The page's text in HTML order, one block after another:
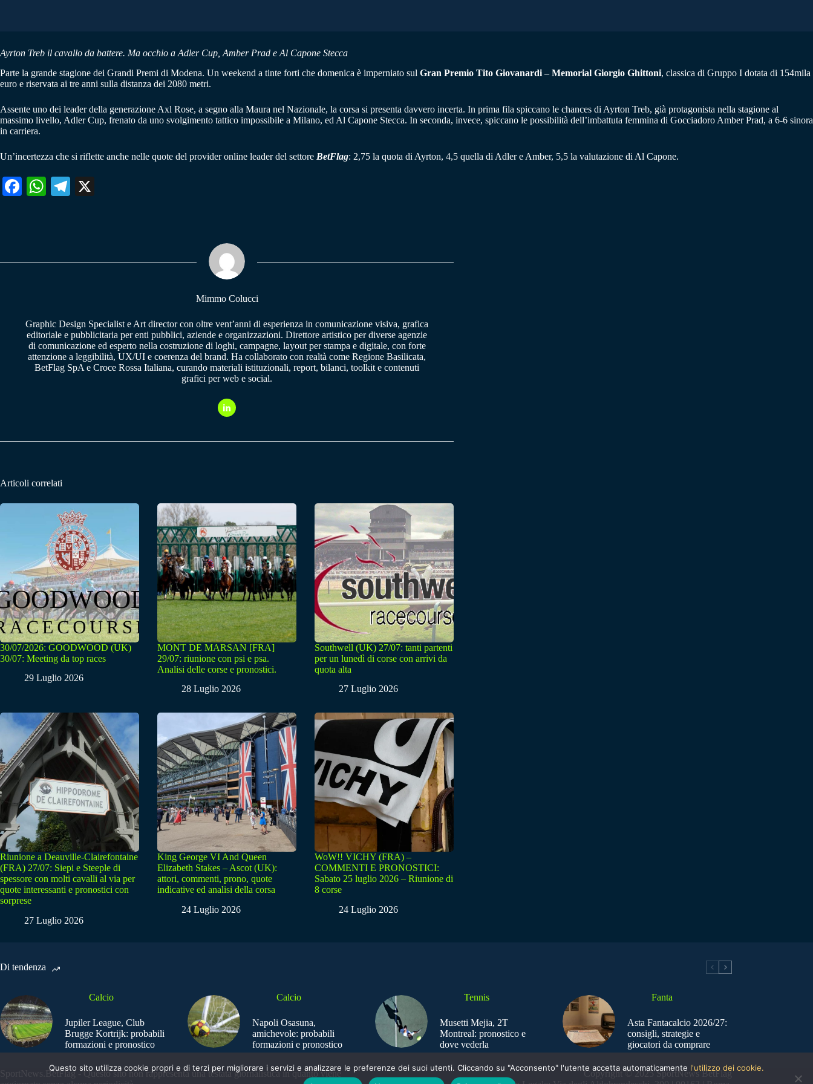
Ayrton Treb il cavallo da battere. Ma occhio a Adler Cup, Amber Prad e Al Capone Stecca
Parte la grande stagione dei Grandi Premi di Modena. Un weekend a tinte forti che domenica è imperniato sul Gran Premio Tito Giovanardi – Memorial Giorgio Ghittoni, classica di Gruppo I dotata di 154mila
euro e riservata ai tre anni sulla distanza dei 2080 metri.
Assente uno dei leader della generazione Axl Rose, a segno alla Maura nel Nazionale, la corsa si presenta davvero incerta. In prima fila spiccano le chances di Ayrton Treb, già protagonista nella stagione al
massimo livello, Adler Cup, frenato da uno svolgimento tattico impossibile a Milano, ed Al Capone Stecca. In seconda, invece, spiccano le possibilità dell’imbattuta femmina di Gocciadoro Amber Prad, a 6-6 sinora
in carriera.
Un’incertezza che si riflette anche nelle quote del provider online leader del settore BetFlag: 2,75 la quota di Ayrton, 4,5 quella di Adler e Amber, 5,5 la valutazione di Al Capone.
Fa W
pp
Te
m
Mimmo Colucci
Graphic Design Specialist e Art director con oltre vent’anni di esperienza in comunicazione visiva, grafica
editoriale e pubblicitaria per enti pubblici, aziende e organizzazioni. Direttore artistico per diverse agenzie
di comunicazione ed esperto nella costruzione di loghi, campagne, layout per stampa e digitale, con forte
attenzione a leggibilità, UX/UI e coerenza del brand. Ha collaborato con realtà come Regione Basilicata,
BetFlag SpA e Croce Rossa Italiana, curando materiali istituzionali, report, bilanci, toolkit e contenuti
grafici per web e social.
Articoli correlati
30/07/2026: GOODWOOD (UK)
30/07: Meeting da top races
29 Luglio 2026
MONT DE MARSAN [FRA]
29/07: riunione con psi e psa.
Analisi delle corse e pronostici.
28 Luglio 2026
Southwell (UK) 27/07: tanti partenti
per un lunedì di corse con arrivi da
quota alta
27 Luglio 2026
Riunione a Deauville-Clairefontaine
(FRA) 27/07: Siepi e Steeple di
spessore con molti cavalli al via per
quote interessanti e pronostici con
sorprese
27 Luglio 2026
King George VI And Queen
Elizabeth Stakes – Ascot (UK):
attori, commenti, prono, quote
indicative ed analisi della corsa
24 Luglio 2026
WoW!! VICHY (FRA) –
COMMENTI E PRONOSTICI:
Sabato 25 luglio 2026 – Riunione di
8 corse
24 Luglio 2026
Di tendenza
Calcio
Jupiler League, Club
Brugge Kortrijk: probabili
formazioni e pronostico
Calcio
Napoli Osasuna,
amichevole: probabili
formazioni e pronostico
Tennis
Musetti Mejia, 2T
Montreal: pronostico e
dove vederla
Fanta
Asta Fantacalcio 2026/27:
consigli, strategie e
giocatori da comprare
SportNews.BetFlag - Questo sito non rappresenta una testata giornalistica in quanto viene
Copyright © 2025 SportNews BetFlag
Questo sito utilizza cookie propri e di terzi per migliorare i servizi e analizzare le preferenze dei suoi utenti. Cliccando su "Acconsento" l'utente accetta automaticamente l'utilizzo dei cookie.